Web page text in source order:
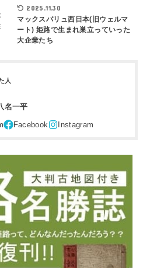
2025.11.30
マックスバリュ西日本(旧ウェルマ
ート) 姫路で生まれ巣立っていった
大企業たち
名一平